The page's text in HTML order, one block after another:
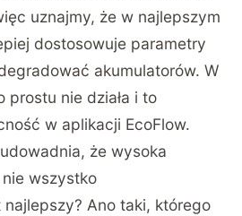
uznajmy, że w najlepszym
dostosowuje parametry
akumulatorów. W
nie działa i to
w aplikacji EcoFlow.
że wysoka
wszystko
Ano taki, którego